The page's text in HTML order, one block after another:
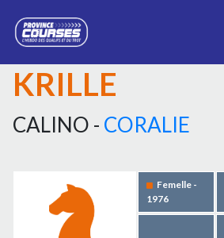
KRILLE
CALINO - CORALIE
Femelle -
1976